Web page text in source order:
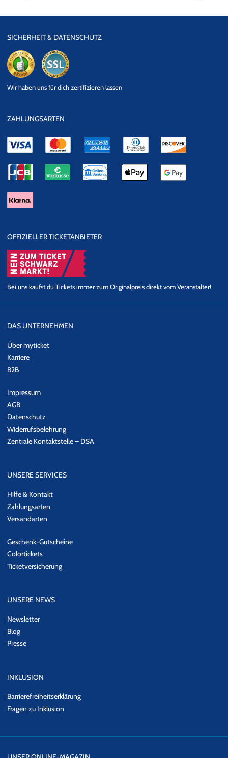
SICHERHEIT & DATENSCHUTZ
Datensicherheit
Wir haben uns für dich zertifizieren lassen
ZAHLUNGSARTEN
OFFIZIELLER TICKETANBIETER
Bei uns kaufst du Tickets immer zum Originalpreis direkt vom Veranstalter!
DAS UNTERNEHMEN
Über myticket
Karriere
B2B
Impressum
AGB
Datenschutz
Widerrufsbelehrung
Zentrale Kontaktstelle – DSA
UNSERE SERVICES
Hilfe & Kontakt
Zahlungsarten
Versandarten
Geschenk-Gutscheine
Colortickets
Ticketversicherung
UNSERE NEWS
Newsletter
Blog
Presse
INKLUSION
Barrierefreiheitserklärung
Fragen zu Inklusion